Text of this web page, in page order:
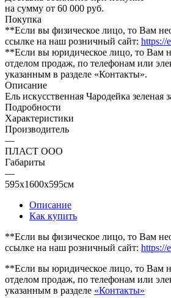
на сумму от 60 000 руб.
Покупка
**Если вы физическое лицо, то Вам
ссылке на наш розничный сайт: https://
**Если вы юридическое лицо, то Вам
отделом продаж, по телефонам или
указанным в разделе «Контакты».
Описание
Ель искусственная Чародейка зеленая
Подробности
Характеристики
Производитель
—
ПЛАСТ ООО
Габариты
—
595x1600x595см
Описание
Как купить
**Если вы физическое лицо, то Вам
ссылке на наш розничный сайт: https://
**Если вы юридическое лицо, то Вам
отделом продаж, по телефонам или
указанным в разделе «Контакты»